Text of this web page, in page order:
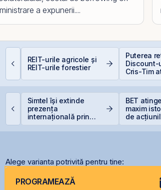
a expunerii....
REIT-urile agricole și
REIT-urile forestier
Puterea
Discount-
Cris-Tim
subscrieri
a
Simtel își extinde
prezența
internațională prin
BET
maxim
de
Alege varianta potrivită pentru tine:
PROGRAMEAZĂ